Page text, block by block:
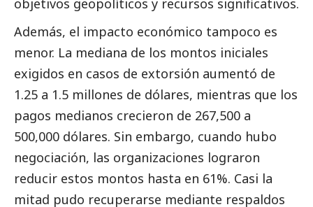
objetivos geopolíticos y recursos significativos.
Además, el impacto económico tampoco es
menor. La mediana de los montos iniciales
exigidos en casos de extorsión aumentó de
1.25 a 1.5 millones de dólares, mientras que los
pagos medianos crecieron de 267,500 a
500,000 dólares. Sin embargo, cuando hubo
negociación, las organizaciones lograron
reducir estos montos hasta en 61%. Casi la
mitad pudo recuperarse mediante respaldos